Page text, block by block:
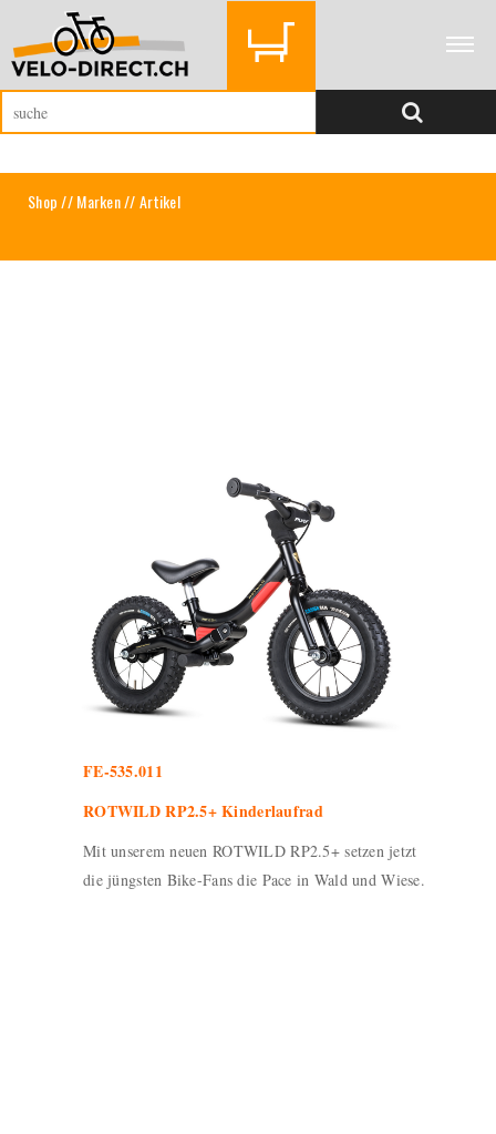
Shop//Marken// Artikel
FE-535.011
ROTWILD RP2.5+ Kinderlaufrad
Mit unserem neuen ROTWILD RP2.5+ setzen jetzt
die jüngsten Bike-Fans die Pace in Wald und Wiese.